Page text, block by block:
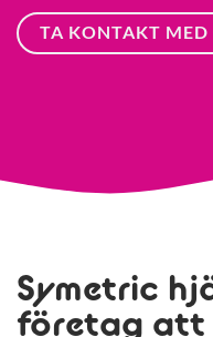
TA KONTAKT MED
Symetric
företag att